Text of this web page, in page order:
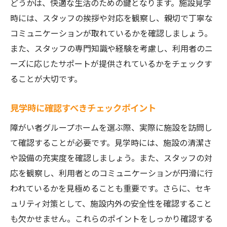
どうかは、快適な生活のための鍵となります。施設見学
時には、スタッフの挨拶や対応を観察し、親切で丁寧な
コミュニケーションが取れているかを確認しましょう。
また、スタッフの専門知識や経験を考慮し、利用者のニ
ーズに応じたサポートが提供されているかをチェックす
ることが大切です。
見学時に確認すべきチェックポイント
障がい者グループホームを選ぶ際、実際に施設を訪問し
て確認することが必要です。見学時には、施設の清潔さ
や設備の充実度を確認しましょう。また、スタッフの対
応を観察し、利用者とのコミュニケーションが円滑に行
われているかを見極めることも重要です。さらに、セキ
ュリティ対策として、施設内外の安全性を確認すること
も欠かせません。これらのポイントをしっかり確認する